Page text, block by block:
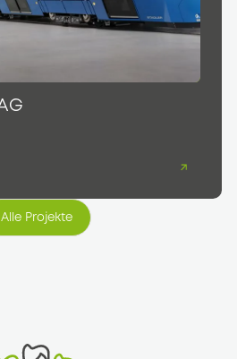
Alle Projekte
Alle Projekte